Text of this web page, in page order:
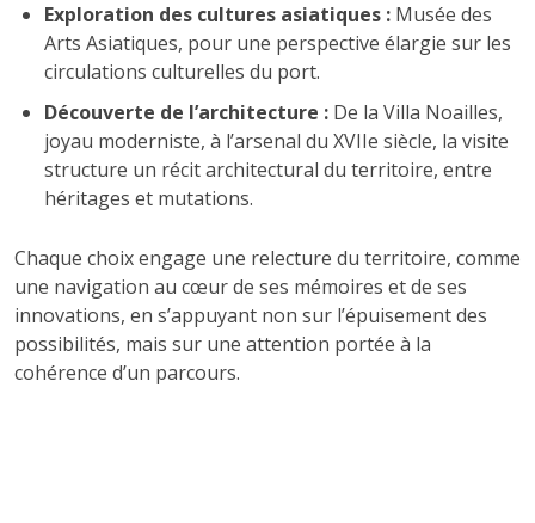
Exploration des cultures asiatiques : Musée des
Arts Asiatiques, pour une perspective élargie sur les
circulations culturelles du port.
Découverte de l’architecture : De la Villa Noailles,
joyau moderniste, à l’arsenal du XVIIe siècle, la visite
structure un récit architectural du territoire, entre
héritages et mutations.
Chaque choix engage une relecture du territoire, comme
une navigation au cœur de ses mémoires et de ses
innovations, en s’appuyant non sur l’épuisement des
possibilités, mais sur une attention portée à la
cohérence d’un parcours.